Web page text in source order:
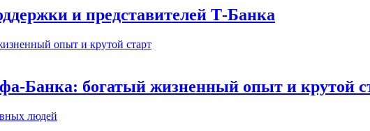
и представителей Т-Банка
Банка: богатый жизненный опыт и крутой